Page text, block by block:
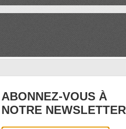
Le Club▴▾
ABONNEZ-VOUS À
NOTRE NEWSLETTER